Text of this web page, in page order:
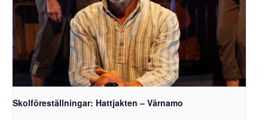
Skolföreställningar: Hattjakten – Värnamo